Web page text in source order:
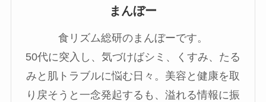
まんぼー
食リズム総研のまんぼーです。
50代に突入し、気づけばシミ、くすみ、たる
みと肌トラブルに悩む日々。美容と健康を取
り戻そうと一念発起するも、溢れる情報に振